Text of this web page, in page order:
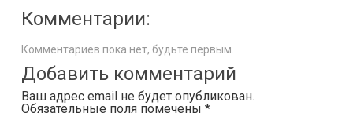
Комментарии:
Комментариев пока нет, будьте первым.
Добавить комментарий
Ваш адрес email не будет опубликован.
Обязательные поля помечены *